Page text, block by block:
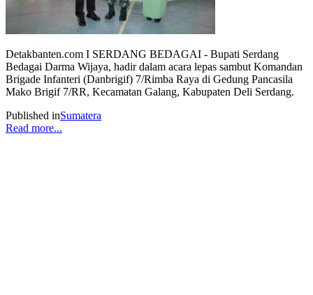
Detakbanten.com I SERDANG BEDAGAI - Bupati Serdang
Bedagai Darma Wijaya, hadir dalam acara lepas sambut Komandan
Brigade Infanteri (Danbrigif) 7/Rimba Raya di Gedung Pancasila
Mako Brigif 7/RR, Kecamatan Galang, Kabupaten Deli Serdang.
Published inSumatera
Read more...